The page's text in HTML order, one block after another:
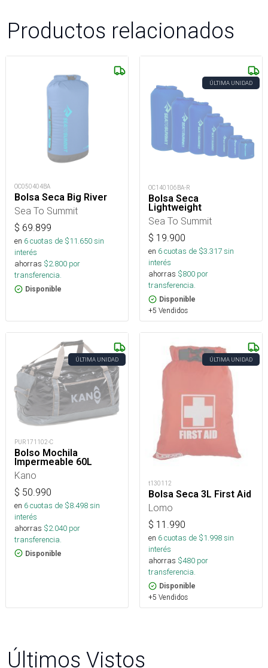
Productos relacionados
OC050404BA
Bolsa Seca Big River
Sea To Summit
$ 69.899
en 6cuotas de $11.650sin
interés
ahorras $2.800 por
transferencia.
Disponible
ÚLTIMA UNIDAD
OC140106BA-R
Bolsa Seca
Lightweight
Sea To Summit
$ 19.900
en 6cuotas de $3.317sin
interés
ahorras $800 por
transferencia.
Disponible
+5 Vendidos
ÚLTIMA UNIDAD
PUR171102-C
Bolso Mochila
Impermeable 60L
Kano
$ 50.990
en 6cuotas de $8.498sin
interés
ahorras $2.040 por
transferencia.
Disponible
ÚLTIMA UNIDAD
t130112
Bolsa Seca 3L First Aid
Lomo
$ 11.990
en 6cuotas de $1.998sin
interés
ahorras $480 por
transferencia.
Disponible
+5 Vendidos
Últimos Vistos